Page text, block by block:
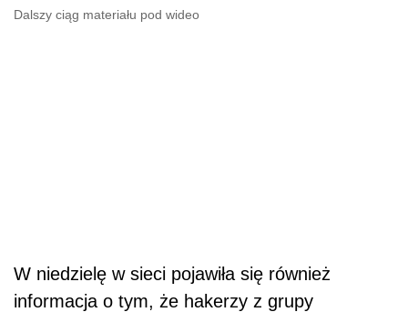
Dalszy ciąg materiału pod wideo
W niedzielę w sieci pojawiła się również
informacja o tym, że hakerzy z grupy